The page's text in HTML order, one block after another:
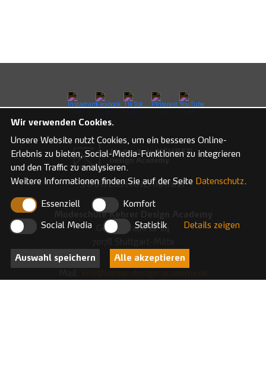
STAATLICH ANERKANNT
Modeschule Kehrer Design Academy
Gerberstraße 22-24
Germany
Wir verwenden Cookies.
Unsere Website nutzt Cookies, um ein besseres Online-
Erlebnis zu bieten, Social-Media-Funktionen zu integrieren
und den Traffic zu analysieren.
Weitere Informationen finden Sie auf der Seite Datenschutz.
Essenziell Komfort
Social Media Statistik Details zeigen
Auswahl speichern Alle akzeptieren